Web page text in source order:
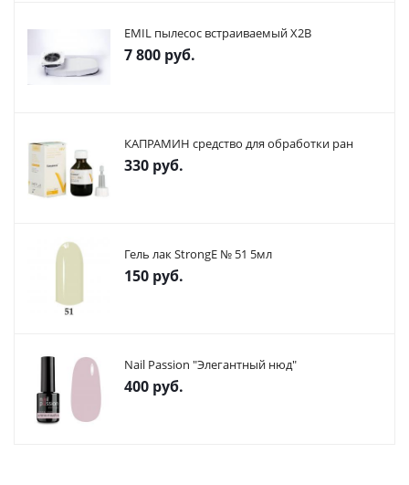
EMIL пылесос встраиваемый X2В
7 800 руб.
КАПРАМИН средство для обработки ран
330 руб.
Гель лак StrongE № 51 5мл
150 руб.
Nail Passion "Элегантный нюд"
400 руб.